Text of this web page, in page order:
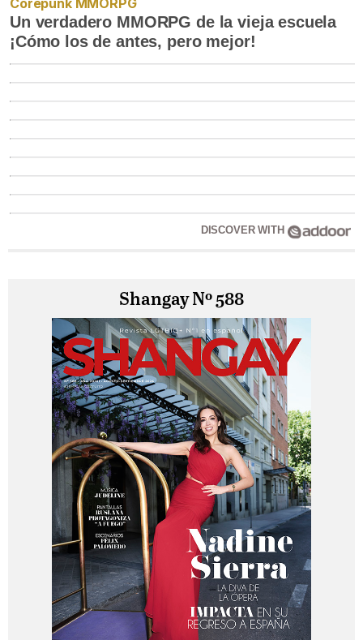
Un verdadero MMORPG de la vieja escuela
¡Cómo los de antes, pero mejor!
DISCOVER WITH
Shangay Nº 588